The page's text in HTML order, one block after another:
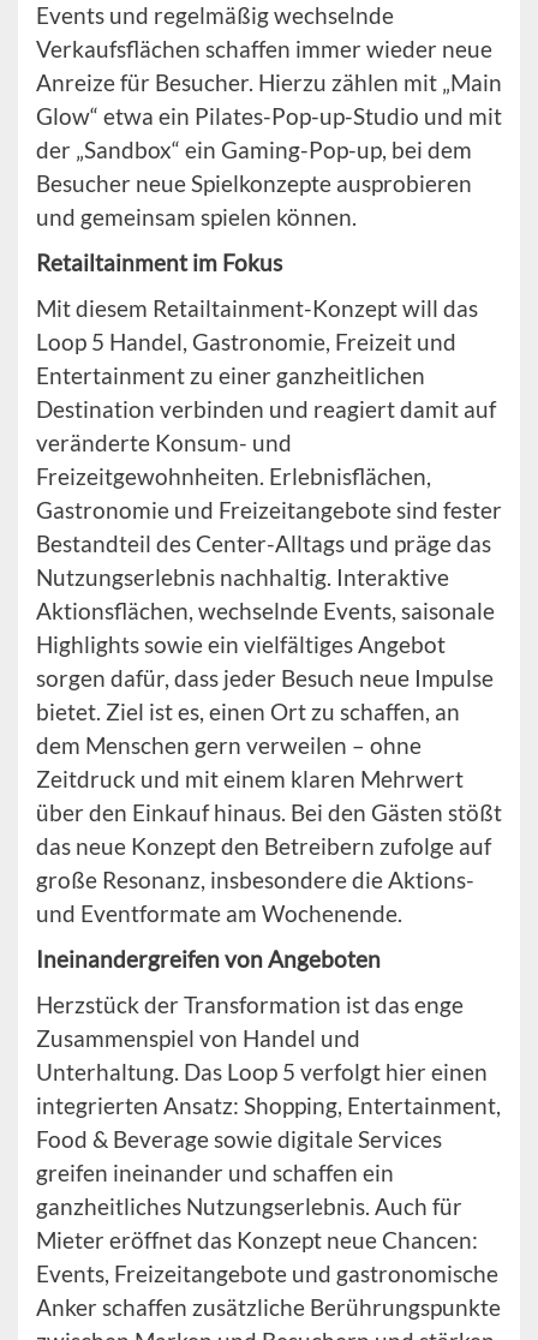
Events und regelmäßig wechselnde
Verkaufsflächen schaffen immer wieder neue
Anreize für Besucher. Hierzu zählen mit „Main
Glow“ etwa ein Pilates-Pop-up-Studio und mit
der „Sandbox“ ein Gaming-Pop-up, bei dem
Besucher neue Spielkonzepte ausprobieren
und gemeinsam spielen können.
Retailtainment im Fokus
Mit diesem Retailtainment-Konzept will das
Loop 5 Handel, Gastronomie, Freizeit und
Entertainment zu einer ganzheitlichen
Destination verbinden und reagiert damit auf
veränderte Konsum- und
Freizeitgewohnheiten. Erlebnisflächen,
Gastronomie und Freizeitangebote sind fester
Bestandteil des Center-Alltags und präge das
Nutzungserlebnis nachhaltig. Interaktive
Aktionsflächen, wechselnde Events, saisonale
Highlights sowie ein vielfältiges Angebot
sorgen dafür, dass jeder Besuch neue Impulse
bietet. Ziel ist es, einen Ort zu schaffen, an
dem Menschen gern verweilen – ohne
Zeitdruck und mit einem klaren Mehrwert
über den Einkauf hinaus. Bei den Gästen stößt
das neue Konzept den Betreibern zufolge auf
große Resonanz, insbesondere die Aktions-
und Eventformate am Wochenende.
Ineinandergreifen von Angeboten
Herzstück der Transformation ist das enge
Zusammenspiel von Handel und
Unterhaltung. Das Loop 5 verfolgt hier einen
integrierten Ansatz: Shopping, Entertainment,
Food & Beverage sowie digitale Services
greifen ineinander und schaffen ein
ganzheitliches Nutzungserlebnis. Auch für
Mieter eröffnet das Konzept neue Chancen:
Events, Freizeitangebote und gastronomische
Anker schaffen zusätzliche Berührungspunkte